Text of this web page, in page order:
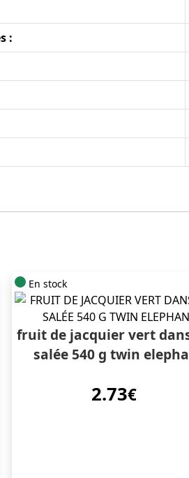
:
En stock
fruit de jacquier vert
salée 540 g twin
2.73€